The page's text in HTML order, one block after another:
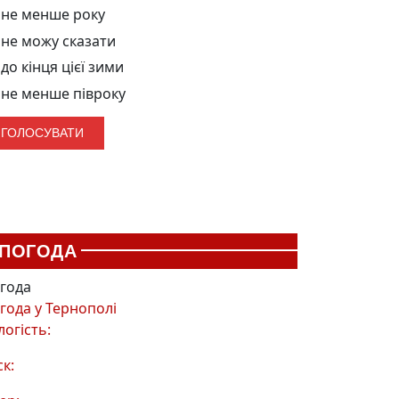
не менше року
не можу сказати
до кінця цієї зими
не менше півроку
ПОГОДА
уТернополі